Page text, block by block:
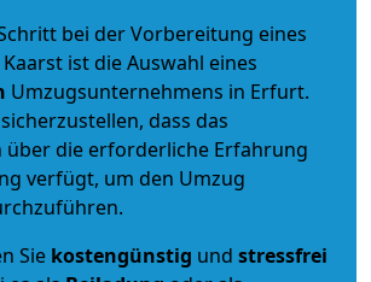
bei der Vorbereitung eines
ist die Auswahl eines
Umzugsunternehmens in Erfurt.
dass das
über die erforderliche Erfahrung
verfügt, um den Umzug
Sie kostengünstig und stressfrei